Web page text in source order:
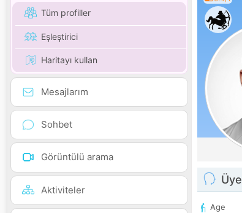
Tüm profiller
Eşleştirici
Haritayı kullan
Mesajlarım
Sohbet
Görüntülü arama
Aktiviteler
Age